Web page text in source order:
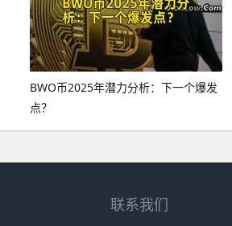
BWO币2025年潜力分析：下一个爆发
点？
联系我们